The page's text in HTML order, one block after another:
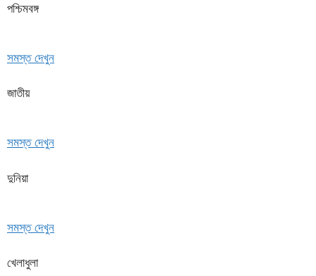
পশ্চিমবঙ্গ
সমস্ত দেখুন
জাতীয়
সমস্ত দেখুন
দুনিয়া
সমস্ত দেখুন
খেলাধুলা